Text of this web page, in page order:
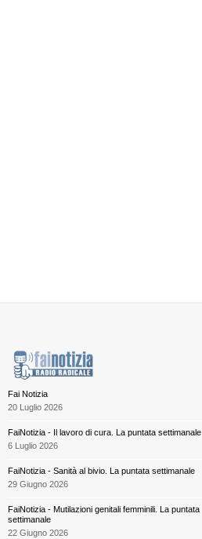
Fai Notizia
20 Luglio 2026
FaiNotizia - Il lavoro di cura. La puntata settimanale
6 Luglio 2026
FaiNotizia - Sanità al bivio. La puntata settimanale
29 Giugno 2026
FaiNotizia - Mutilazioni genitali femminili. La puntata
settimanale
22 Giugno 2026